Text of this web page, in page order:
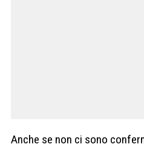
Anche se non ci sono